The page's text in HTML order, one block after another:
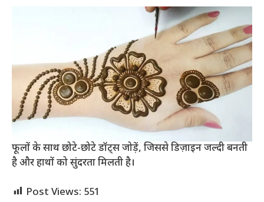
फूलों के साथ छोटे-छोटे डॉट्स जोड़ें, जिससे डिज़ाइन जल्दी बनती
है और हाथों को सुंदरता मिलती है।
Post Views: 551